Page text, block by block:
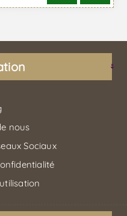
nous
Sociaux